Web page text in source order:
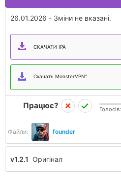
26.01.2026 - Зміни не вказані.
СКАЧАТИ IPA
Скачать MonsterVPN"
Файли: founder
Працює? Голосів:
v1.2.1 Оригінал